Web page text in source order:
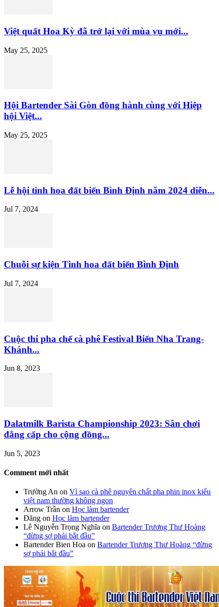
Việt quất Hoa Kỳ đã trở lại với mùa vụ mới...
May 25, 2025
Hội Bartender Sài Gòn đồng hành cùng với Hiệp
hội Việt...
May 25, 2025
Lễ hội tinh hoa đất biển Bình Định năm 2024 diễn...
Jul 7, 2024
Chuỗi sự kiện Tinh hoa đất biển Bình Định
Jul 7, 2024
Cuộc thi pha chế cà phê Festival Biển Nha Trang-
Khánh...
Jun 8, 2023
Dalatmilk Barista Championship 2023: Sân chơi
đẳng cấp cho cộng đồng...
Jun 5, 2023
Comment mới nhất
Trường An on Vì sao cà phê nguyên chất pha phin inox kiểu
việt nam thường không ngon
Arrow Trần on Học làm bartender
Đăng on Học làm bartender
Lê Nguyễn Trọng Nghĩa on Bartender Trương Thư Hoàng
“đừng sợ phải bắt đầu”
Bartender Bien Hoa on Bartender Trương Thư Hoàng “đừng
sợ phải bắt đầu”